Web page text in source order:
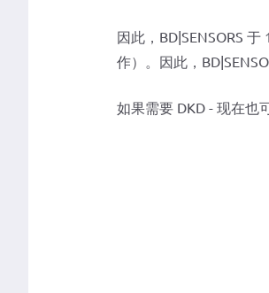
因此，BD|SENSORS
作）。因此，
如果需要 DKD - 现在也